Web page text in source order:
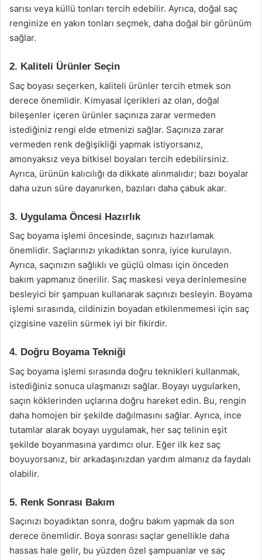
sarısı veya küllü tonları tercih edebilir. Ayrıca, doğal saç
renginize en yakın tonları seçmek, daha doğal bir görünüm
sağlar.
2. Kaliteli Ürünler Seçin
Saç boyası seçerken, kaliteli ürünler tercih etmek son
derece önemlidir. Kimyasal içerikleri az olan, doğal
bileşenler içeren ürünler saçınıza zarar vermeden
istediğiniz rengi elde etmenizi sağlar. Saçınıza zarar
vermeden renk değişikliği yapmak istiyorsanız,
amonyaksız veya bitkisel boyaları tercih edebilirsiniz.
Ayrıca, ürünün kalıcılığı da dikkate alınmalıdır; bazı boyalar
daha uzun süre dayanırken, bazıları daha çabuk akar.
3. Uygulama Öncesi Hazırlık
Saç boyama işlemi öncesinde, saçınızı hazırlamak
önemlidir. Saçlarınızı yıkadıktan sonra, iyice kurulayın.
Ayrıca, saçınızın sağlıklı ve güçlü olması için önceden
bakım yapmanız önerilir. Saç maskesi veya derinlemesine
besleyici bir şampuan kullanarak saçınızı besleyin. Boyama
işlemi sırasında, cildinizin boyadan etkilenmemesi için saç
çizgisine vazelin sürmek iyi bir fikirdir.
4. Doğru Boyama Tekniği
Saç boyama işlemi sırasında doğru teknikleri kullanmak,
istediğiniz sonuca ulaşmanızı sağlar. Boyayı uygularken,
saçın köklerinden uçlarına doğru hareket edin. Bu, rengin
daha homojen bir şekilde dağılmasını sağlar. Ayrıca, ince
tutamlar alarak boyayı uygulamak, her saç telinin eşit
şekilde boyanmasına yardımcı olur. Eğer ilk kez saç
boyuyorsanız, bir arkadaşınızdan yardım almanız da faydalı
olabilir.
5. Renk Sonrası Bakım
Saçınızı boyadıktan sonra, doğru bakım yapmak da son
derece önemlidir. Boya sonrası saçlar genellikle daha
hassas hale gelir, bu yüzden özel şampuanlar ve saç